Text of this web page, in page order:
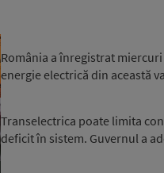
România a înregistrat
energie electrică din această
Transelectrica poate limita
deficit în sistem. Guvernul a